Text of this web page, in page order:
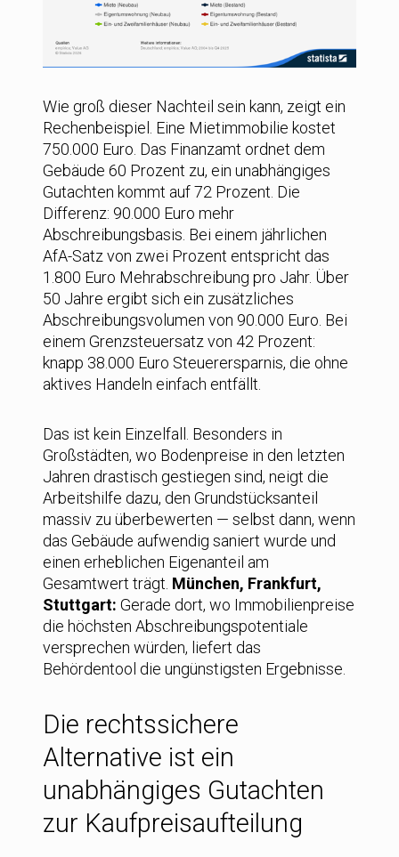
Wie groß dieser Nachteil sein kann, zeigt ein
Rechenbeispiel. Eine Mietimmobilie kostet
750.000 Euro. Das Finanzamt ordnet dem
Gebäude 60 Prozent zu, ein unabhängiges
Gutachten kommt auf 72 Prozent. Die
Differenz: 90.000 Euro mehr
Abschreibungsbasis. Bei einem jährlichen
AfA-Satz von zwei Prozent entspricht das
1.800 Euro Mehrabschreibung pro Jahr. Über
50 Jahre ergibt sich ein zusätzliches
Abschreibungsvolumen von 90.000 Euro. Bei
einem Grenzsteuersatz von 42 Prozent:
knapp 38.000 Euro Steuerersparnis, die ohne
aktives Handeln einfach entfällt.
Das ist kein Einzelfall. Besonders in
Großstädten, wo Bodenpreise in den letzten
Jahren drastisch gestiegen sind, neigt die
Arbeitshilfe dazu, den Grundstücksanteil
massiv zu überbewerten — selbst dann, wenn
das Gebäude aufwendig saniert wurde und
einen erheblichen Eigenanteil am
Gesamtwert trägt. München, Frankfurt,
Stuttgart: Gerade dort, wo Immobilienpreise
die höchsten Abschreibungspotentiale
versprechen würden, liefert das
Behördentool die ungünstigsten Ergebnisse.
Die rechtssichere
Alternative ist ein
unabhängiges Gutachten
zur Kaufpreisaufteilung